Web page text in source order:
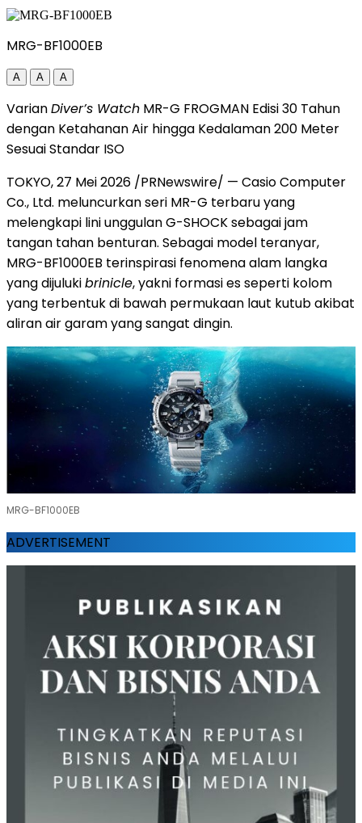
MRG-BF1000EB
A A A
VarianDiver’s Watch MR-G FROGMAN Edisi 30 Tahun
dengan Ketahanan Air hingga Kedalaman 200 Meter
Sesuai Standar ISO
TOKYO, 27 Mei 2026 /PRNewswire/ — Casio Computer
Co., Ltd. meluncurkan seri MR-G terbaru yang
melengkapi lini unggulan G-SHOCK sebagai jam
tangan tahan benturan. Sebagai model teranyar,
MRG-BF1000EB terinspirasi fenomena alam langka
yang dijulukibrinicle, yakni formasi es seperti kolom
yang terbentuk di bawah permukaan laut kutub akibat
aliran air garam yang sangat dingin.
MRG-BF1000EB
ADVERTISEMENT